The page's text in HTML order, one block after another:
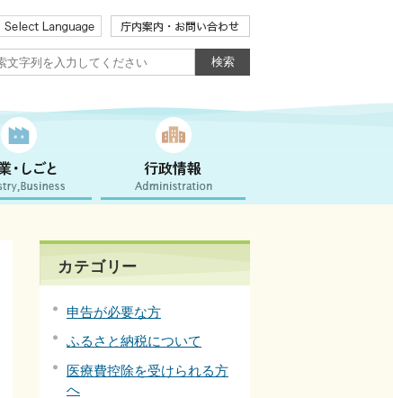
カテゴリー
申告が必要な方
ふるさと納税について
医療費控除を受けられる方
へ